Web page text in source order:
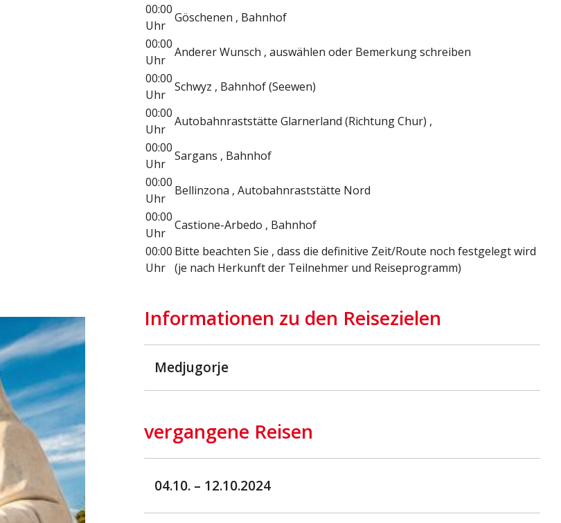
00:00
Uhr
Göschenen , Bahnhof
00:00
Uhr
Anderer Wunsch , auswählen oder Bemerkung schreiben
00:00
Uhr
Schwyz , Bahnhof (Seewen)
00:00
Uhr
Autobahnraststätte Glarnerland (Richtung Chur) ,
00:00
Uhr
Sargans , Bahnhof
00:00
Uhr
Bellinzona , Autobahnraststätte Nord
00:00
Uhr
Castione-Arbedo , Bahnhof
00:00
Uhr
Bitte beachten Sie , dass die definitive Zeit/Route noch festgelegt wird
(je nach Herkunft der Teilnehmer und Reiseprogramm)
Informationen zu den Reisezielen
Medjugorje
vergangene Reisen
04.10. – 12.10.2024